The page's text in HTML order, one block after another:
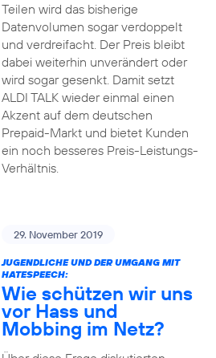
Teilen wird das bisherige
Datenvolumen sogar verdoppelt
und verdreifacht. Der Preis bleibt
dabei weiterhin unverändert oder
wird sogar gesenkt. Damit setzt
ALDI TALK wieder einmal einen
Akzent auf dem deutschen
Prepaid-Markt und bietet Kunden
ein noch besseres Preis-Leistungs-
Verhältnis.
29. November 2019
JUGENDLICHE UND DER UMGANG MIT
HATESPEECH:
Wie schützen wir uns
vor Hass und
Mobbing im Netz?